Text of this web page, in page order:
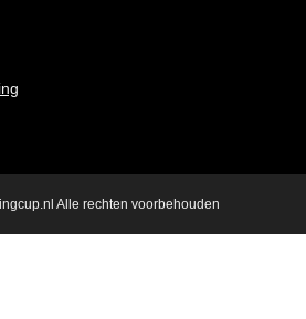
Alle rechten voorbehouden